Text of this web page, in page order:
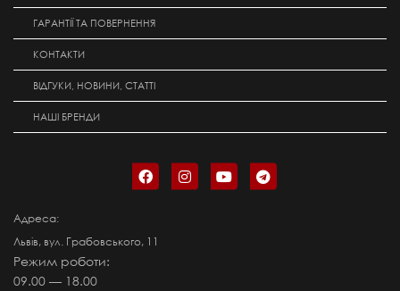
ГАРАНТІЇ ТА ПОВЕРНЕННЯ
КОНТАКТИ
ВІДГУКИ, НОВИНИ, СТАТТІ
НАШІ БРЕНДИ
Адреса:
Львів, вул. Грабовського, 11
Режим роботи:
09.00 — 18.00